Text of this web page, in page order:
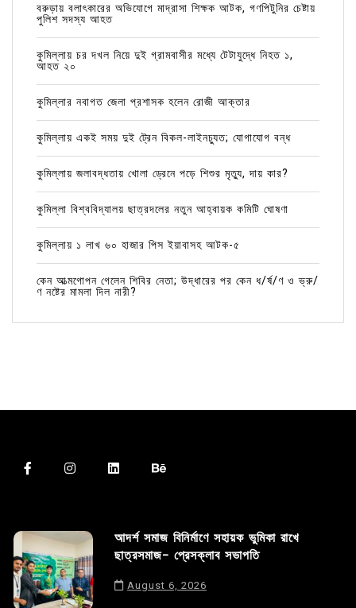
বরুড়ায় বলাৎকারের অভিযোগে মাদ্রাসা শিক্ষক আটক, গণপিটুনির চেষ্টায়
পুলিশ সদস্য আহত
কুমিল্লায় চর দখল নিয়ে দুই গ্রামবাসীর মধ্যে টেটাযুদ্ধে নিহত ১,
আহত ২০
কুমিল্লার নবাগত জেলা প্রশাসক হলেন রোজী আক্তার
কুমিল্লায় একই সময় দুই ট্রেন বিকল-লাইনচ্যুত; যোগাযোগ বন্ধ
কুমিল্লায় জলাবদ্ধতায় খোলা ড্রেনে পড়ে শিশুর মৃত্যু, দায় কার?
কুমিল্লা বিশ্ববিদ্যালয় ছাত্রদলের নতুন আহ্বায়ক কমিটি ঘোষণা
কুমিল্লায় ১ লাখ ৬০ হাজার পিস ইয়াবাসহ আটক-৫
কেন আত্মগোপন গেলেন শিবির নেতা; উদ্ধারের পর কেন ধ/র্ষ/ণ ও ভ্রু/
ণ নষ্টের মামলা দিল নারী?
আদর্শ সমাজ বিনির্মাণে সহায়ক ভুমিকা রাখে
ছাত্রসমাজ- প্রেসক্লাব সভাপতি
August 6, 2026